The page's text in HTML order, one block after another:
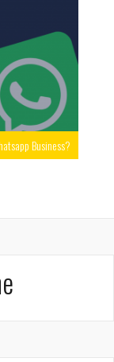
Business?